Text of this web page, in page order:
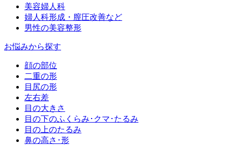
美容婦人科
婦人科形成・膣圧改善など
男性の美容整形
お悩みから探す
顔の部位
二重の形
目尻の形
左右差
目の大きさ
目の下のふくらみ･クマ･たるみ
目の上のたるみ
鼻の高さ･形